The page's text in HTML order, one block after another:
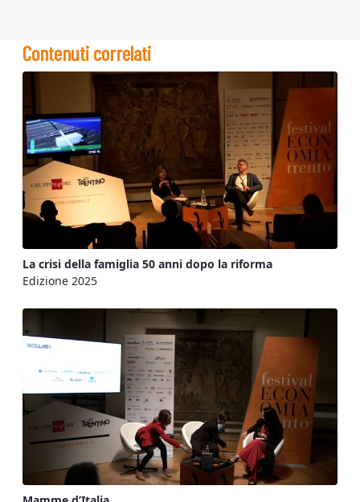
Contenuti correlati
La crisi della famiglia 50 anni dopo la riforma
Edizione 2025